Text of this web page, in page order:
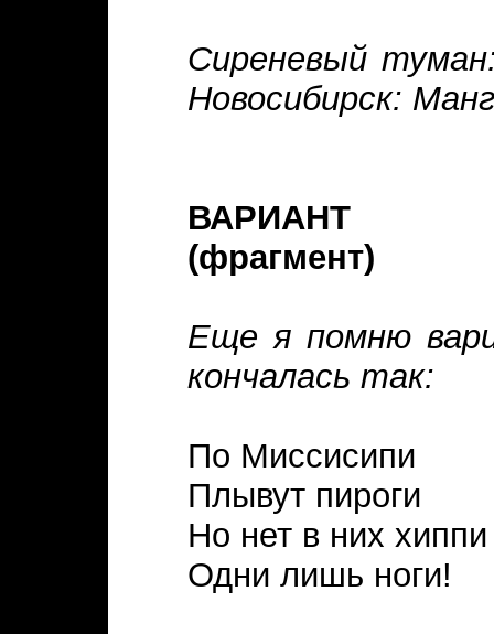
Сиреневый
Новосибирск:
ВАРИАНТ
(фрагмент)
Еще я помню
кончалась так:
По Миссисипи
Плывут пироги
Но нет в них
Одни лишь ноги!